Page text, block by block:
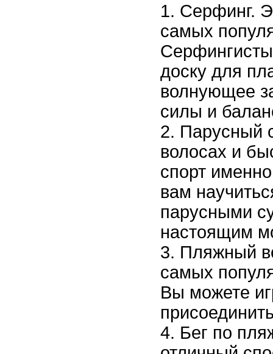
Серфинг.
самых
доску для
волнующее
силы и
Парусный
волосах и
спорт
вам
парусными
настоящим
Пляжный
самых
Вы можете
Бег по